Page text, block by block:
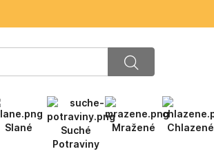
Slané
Suché
Potraviny
Mražené Chlazené